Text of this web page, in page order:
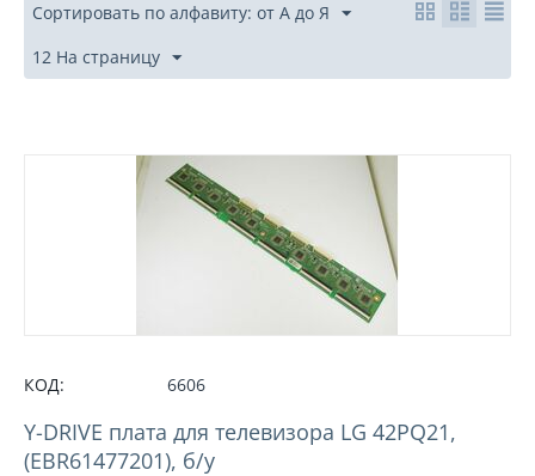
Сортировать по алфавиту: от А до Я
12 На страницу
КОД: 6606
Y-DRIVE плата для телевизора LG 42PQ21,
(EBR61477201), б/у